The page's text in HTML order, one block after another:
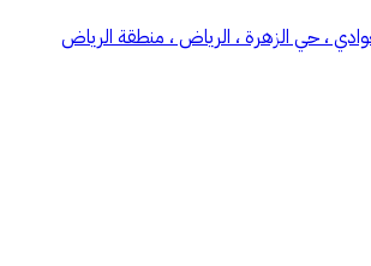
، حي الزهرة ، الرياض ، منطقة الرياض